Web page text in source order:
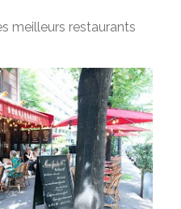
meilleurs restaurants